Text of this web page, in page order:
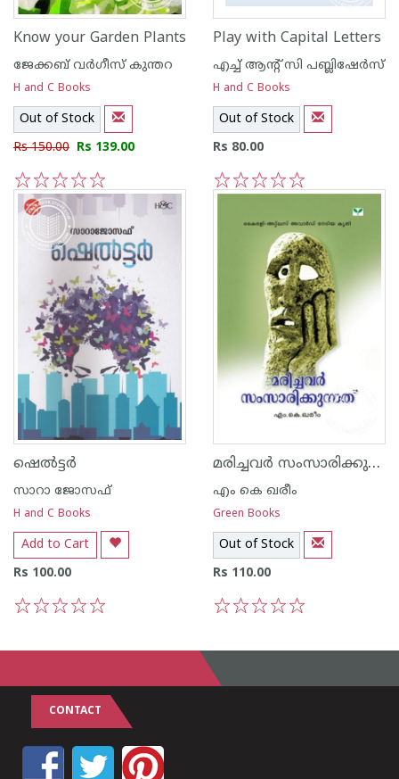
Know your Garden Plants
ജേക്കബ്‌ വര്‍ഗീസ്‌ കുന്തറ
H and C Books
Out of Stock
Rs 150.00 Rs 139.00
5
4
3
2
1
Play with Capital Letters
എച്ച് ആന്റ്‌ സി പബ്ലിഷേര്‍സ്
H and C Books
Out of Stock
Rs 80.00
5
4
3
2
1
ഷെല്‍ട്ടര്‍
സാറാ ജോസഫ്
H and C Books
Add to Cart
Rs 100.00
മരിച്ചവര്‍ സംസാരിക്കുന്നത്
എം കെ ഖരീം
Green Books
Out of Stock
Rs 110.00
CONTACT